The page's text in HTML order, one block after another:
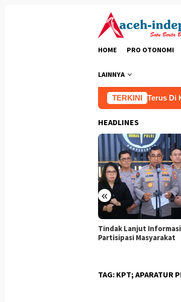
HOME PRO OTONOMI
LAINNYA
TERKINI
Pembangunan Jembatan Gantung Terus Di Kebut
HEADLINES
«
Tindak Lanjut
Partisipasi Masyarakat
TAG: KPT; APARATUR